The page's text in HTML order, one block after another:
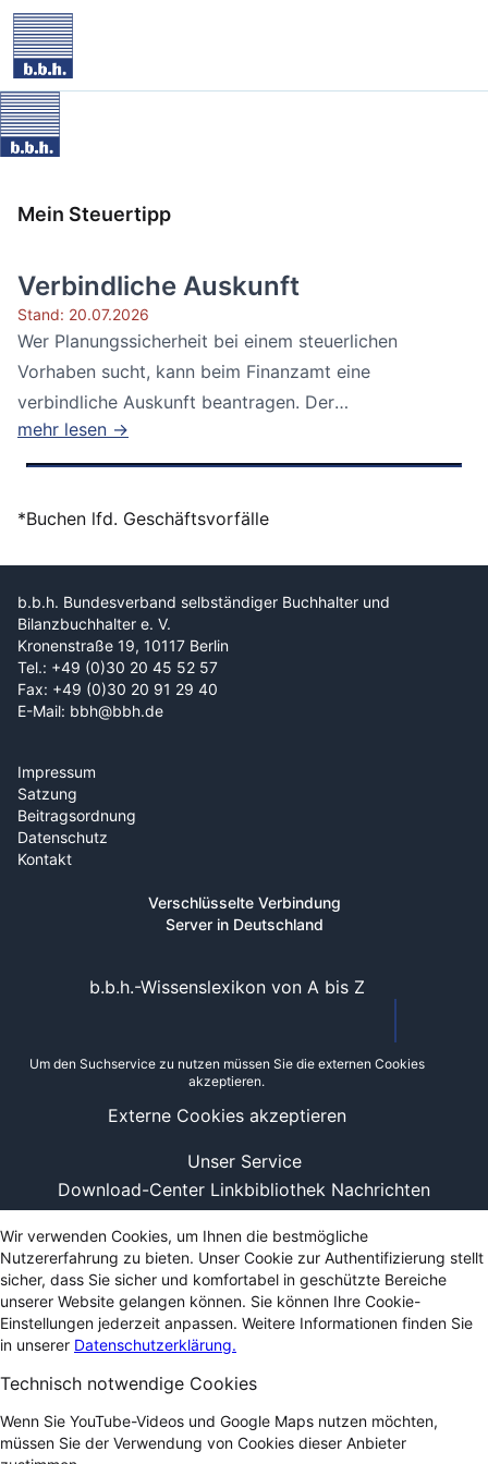
Mein Steuertipp
Verbindliche Auskunft
Stand: 20.07.2026
Wer Planungssicherheit bei einem steuerlichen
Vorhaben sucht, kann beim Finanzamt eine
verbindliche Auskunft beantragen. Der
Bundesfinanzhof...
mehr lesen →
*Buchen lfd. Geschäftsvorfälle
b.b.h. Bundesverband selbständiger Buchhalter und
Bilanzbuchhalter e. V.
Kronenstraße 19, 10117 Berlin
Tel.: +49 (0)30 20 45 52 57
Fax: +49 (0)30 20 91 29 40
E-Mail: bbh@bbh.de
Impressum
Satzung
Beitragsordnung
Datenschutz
Kontakt
Verschlüsselte Verbindung
Server in Deutschland
Unser Service
Download-Center Linkbibliothek Nachrichten
b.b.h.-Wissenslexikon von A bis Z
Um den Suchservice zu nutzen müssen Sie die externen Cookies
akzeptieren.
Externe Cookies akzeptieren
Wir verwenden Cookies, um Ihnen die bestmögliche
Nutzererfahrung zu bieten. Unser Cookie zur Authentifizierung stellt
sicher, dass Sie sicher und komfortabel in geschützte Bereiche
unserer Website gelangen können. Sie können Ihre Cookie-
Einstellungen jederzeit anpassen. Weitere Informationen finden Sie
in unserer Datenschutzerklärung.
Technisch notwendige Cookies
Wenn Sie YouTube-Videos und Google Maps nutzen möchten,
müssen Sie der Verwendung von Cookies dieser Anbieter